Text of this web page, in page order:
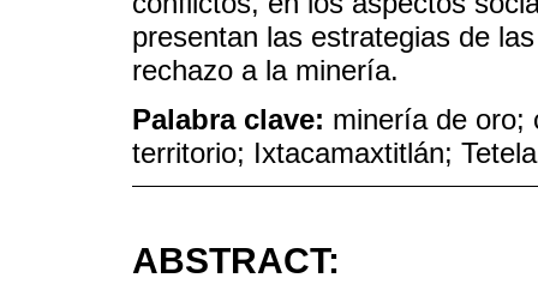
presentan las estrategias de
rechazo a la minería.
Palabra clave: minería de oro;
territorio; Ixtacamaxtitlán;
ABSTRACT: